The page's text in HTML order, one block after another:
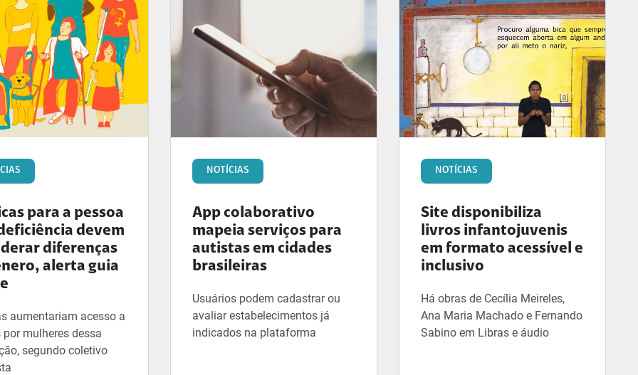
para a pessoa
devem
diferenças
alerta guia
aumentariam acesso a
mulheres dessa
segundo coletivo
NOTÍCIAS
App colaborativo
mapeia serviços para
autistas em cidades
brasileiras
Usuários podem cadastrar ou
avaliar estabelecimentos já
indicados na plataforma
NOTÍCIAS
Site disponibiliza
livros infantojuvenis
em formato acessível e
inclusivo
Há obras de Cecília Meireles,
Ana Maria Machado e Fernando
Sabino em Libras e áudio